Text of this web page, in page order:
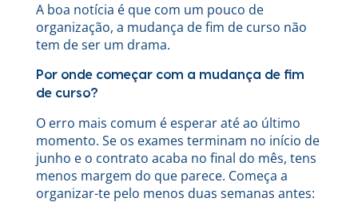
A boa notícia é que com um pouco de
organização, a mudança de fim de curso não
tem de ser um drama.
Por onde começar com a mudança de fim
de curso?
O erro mais comum é esperar até ao último
momento. Se os exames terminam no início de
junho e o contrato acaba no final do mês, tens
menos margem do que parece. Começa a
organizar-te pelo menos duas semanas antes: